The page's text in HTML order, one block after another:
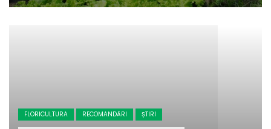
FLORICULTURA RECOMANDĂRI ȘTIRI